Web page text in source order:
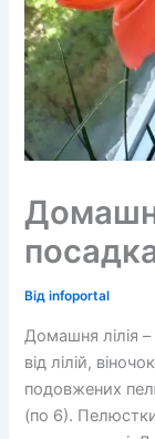
Відinfoportal
Домашня лілія
від лілій,
подовжених
(по 6).